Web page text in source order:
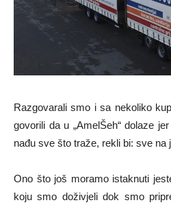
Razgovarali smo i sa nekoliko
govorili da u „AmelŠeh“ dolaze
nađu sve što traže, rekli bi: sve na
Ono što još moramo istaknuti
koju smo doživjeli dok smo